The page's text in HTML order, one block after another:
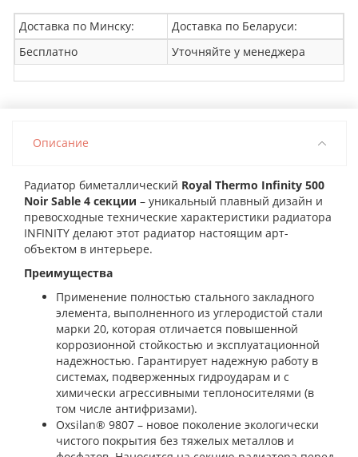
Доставка по Минску:
Доставка по Беларуси:
Бесплатно
Уточняйте у менеджера
Описание
Радиатор биметаллический Royal Thermo Infinity 500
Noir Sable 4 секции – уникальный плавный дизайн и
превосходные технические характеристики радиатора
INFINITY делают этот радиатор настоящим арт-
объектом в интерьере.
Преимущества
Применение полностью стального закладного
элемента, выполненного из углеродистой стали
марки 20, которая отличается повышенной
коррозионной стойкостью и эксплуатационной
надежностью. Гарантирует надежную работу в
системах, подверженных гидроударам и с
химически агрессивными теплоносителями (в
том числе антифризами).
Oxsilan® 9807 – новое поколение экологически
чистого покрытия без тяжелых металлов и